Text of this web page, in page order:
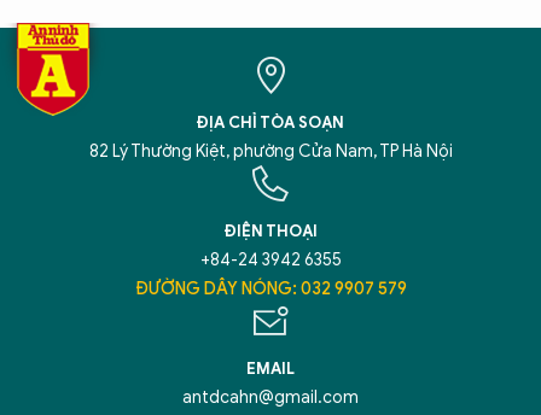
ĐỊA CHỈ TÒA SOẠN
82 Lý Thường Kiệt, phường Cửa Nam, TP Hà Nội
ĐIỆN THOẠI
+84-24 3942 6355
ĐƯỜNG DÂY NÓNG: 032 9907 579
EMAIL
antdcahn@gmail.com